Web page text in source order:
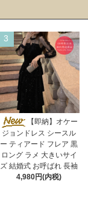
3
【即納】オケー
ジョンドレス シースル
ー ティアード フレア 黒
ロング ラメ 大きいサイ
ズ 結婚式 お呼ばれ 長袖
4,980円(内税)